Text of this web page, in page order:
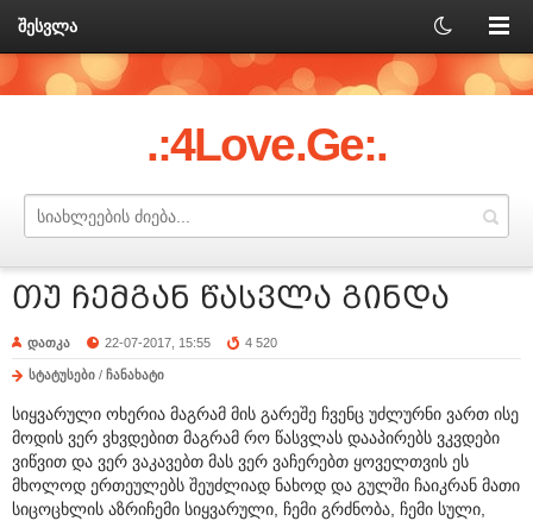
შესვლა
.:4Love.Ge:.
თუ ჩემგან წასვლა გინდა
დათკა 22-07-2017, 15:55 4 520
სტატუსები / ჩანახატი
სიყვარული ოხერია მაგრამ მის გარეშე ჩვენც უძლურნი ვართ ისე
მოდის ვერ ვხვდებით მაგრამ რო წასვლას დააპირებს ვკვდები
ვიწვით და ვერ ვაკავებთ მას ვერ ვაჩერებთ ყოველთვის ეს
მხოლოდ ერთეულებს შეუძლიად ნახოდ და გულში ჩაიკრან მათი
სიცოცხლის აზრიჩემი სიყვარული, ჩემი გრძნობა, ჩემი სული,